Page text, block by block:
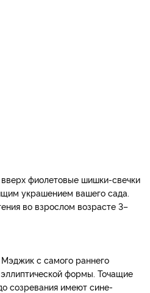
фиолетовые шишки-свечки
украшением вашего сада.
во взрослом возрасте 3–
с самого раннего
формы. Точащие
созревания имеют сине-